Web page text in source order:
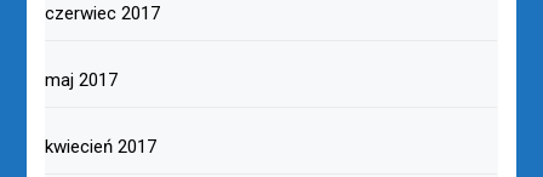
czerwiec 2017
maj 2017
kwiecień 2017